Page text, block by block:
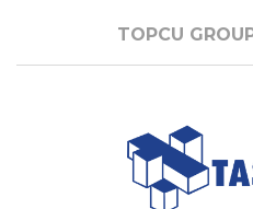
TOPCU